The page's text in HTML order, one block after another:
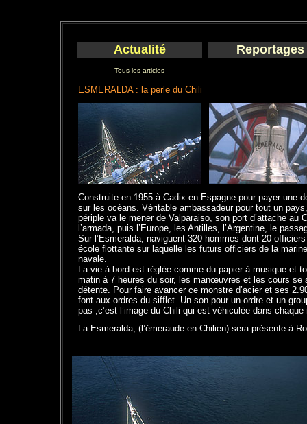
Actualité Reportages
Tous les articles
ESMERALDA : la perle du Chili
Construite en 1955 à Cadix en Espagne pour payer une
sur les océans. Véritable ambassadeur pour tout un
périple va le mener de Valparaiso, son port d’attache au
l’armada, puis l’Europe, les Antilles, l’Argentine, le
Sur l’Esmeralda, naviguent 320 hommes dont 20
école flottante sur laquelle les futurs officiers de la
navale.
La vie à bord est réglée comme du papier à musique et
matin à 7 heures du soir, les manœuvres et les cours se
détente. Pour faire avancer ce monstre d’acier et ses
font aux ordres du sifflet. Un son pour un ordre et un
pas ,c’est l’image du Chili qui est véhiculée dans
La Esmeralda, (l’émeraude en Chilien) sera présente à